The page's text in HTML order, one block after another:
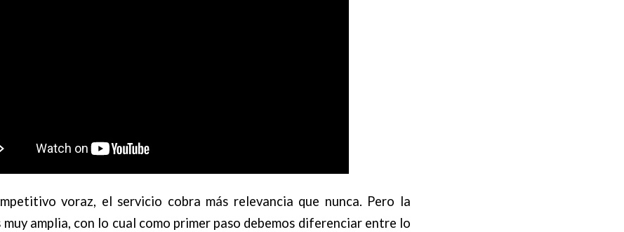
voraz, el servicio cobra más relevancia que nunca. Pero la
amplia, con lo cual como primer paso debemos diferenciar entre lo